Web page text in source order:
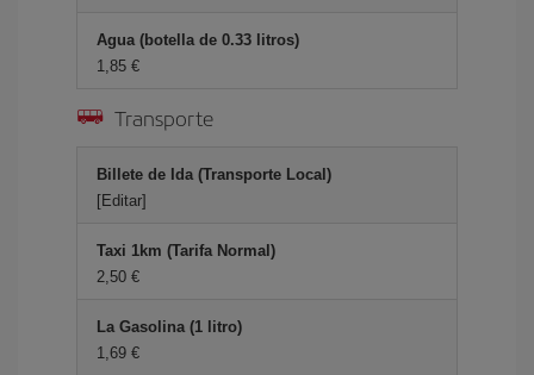
Agua (botella de 0.33 litros)
1,85
Transporte
Billete de Ida (Transporte Local)
[Editar]
Taxi 1km (Tarifa Normal)
2,50
La Gasolina (1 litro)
1,69